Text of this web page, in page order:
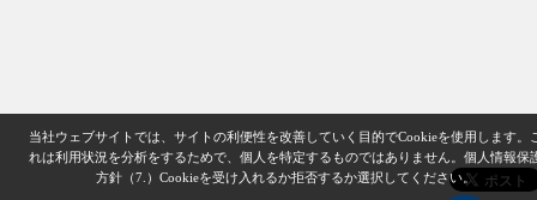
当社ウェブサイトでは、サイトの利便性を改善していく目的でCookieを使用します。
れは利用状況を分析をするためで、個人を特定するものではありません。 個人情報保
方針（7.） Cookieを受け入れるか拒否するか選択してください。